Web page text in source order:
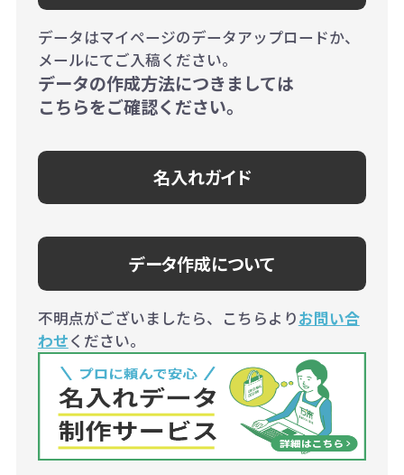
データはマイページのデータアップロードか、
メールにてご入稿ください。
データの作成方法につきましては
こちらをご確認ください。
名入れガイド
データ作成について
不明点がございましたら、こちらよりお問い合
わせください。